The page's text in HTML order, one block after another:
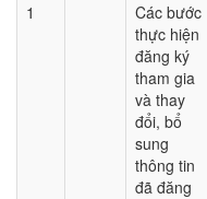
1
Các bước
thực hiện
đăng ký
tham gia
và thay
đổi, bổ
sung
thông tin
đã đăng